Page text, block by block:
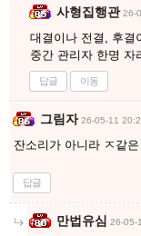
사형집행관 26-
대결이나 전결, 후결
중간 관리자 한명 자
답글 이동
그림자 26-05-11
잔소리가 아니라 ㅈ같
답글
만법유심 26-05-